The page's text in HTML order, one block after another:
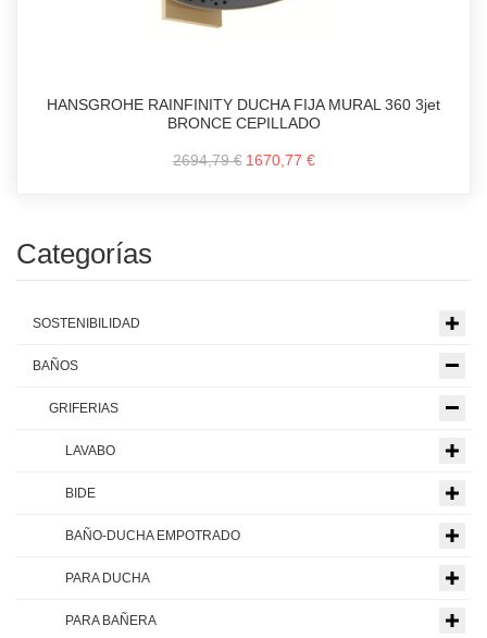
HANSGROHE RAINFINITY DUCHA FIJA MURAL 360 3jet
BRONCE CEPILLADO
2694,79 € 1670,77 €
Categorías
SOSTENIBILIDAD
BAÑOS
GRIFERIAS
LAVABO
BIDE
BAÑO-DUCHA EMPOTRADO
PARA DUCHA
PARA BAÑERA